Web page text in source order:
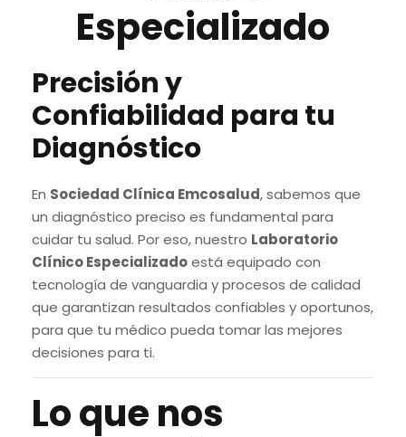
Especializado
Precisión y
Confiabilidad para tu
Diagnóstico
En Sociedad Clínica Emcosalud, sabemos que
un diagnóstico preciso es fundamental para
cuidar tu salud. Por eso, nuestro Laboratorio
Clínico Especializadoestá equipado con
tecnología de vanguardia y procesos de calidad
que garantizan resultados confiables y oportunos,
para que tu médico pueda tomar las mejores
decisiones para ti.
Lo que nos